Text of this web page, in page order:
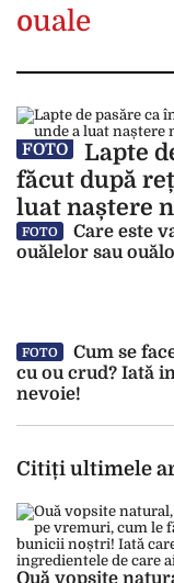
ouale
FOTO
Lapte
făcut după
luat naștere
FOTO
Care este
ouălelor sau
FOTO
Cum se
cu ou crud? Iată
nevoie!
Citiți ultimele
Ouă vopsite